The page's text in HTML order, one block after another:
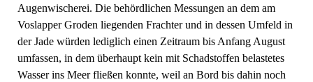
Augenwischerei. Die behördlichen Messungen an dem am
Voslapper Groden liegenden Frachter und in dessen Umfeld in
der Jade würden lediglich einen Zeitraum bis Anfang August
umfassen, in dem überhaupt kein mit Schadstoffen belastetes
Wasser ins Meer fließen konnte, weil an Bord bis dahin noch